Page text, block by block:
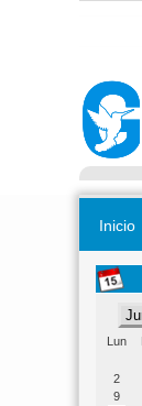
Inicio
Lun
2
9